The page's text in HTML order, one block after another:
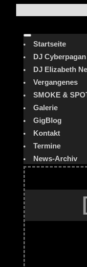
Startseite
DJ Cyberpagan
DJ Elizabeth
Vergangenes
SMOKE &
Galerie
GigBlog
Kontakt
Termine
News-Archiv